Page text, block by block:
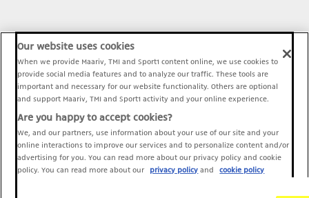
Our website uses cookies
When we provide Maariv, TMI and Sport1 content online, we use cookies to
provide social media features and to analyze our traffic. These tools are
important and necessary for our website functionality. Others are optional
and support Maariv, TMI and Sport1 activity and your online experience.
Are you happy to accept cookies?
We, and our partners, use information about your use of our site and your
online interactions to improve our services and to personalize content and/or
advertising for you. You can read more about our privacy policy and cookie
policy. You can read more about our
privacy policy and cookie policy